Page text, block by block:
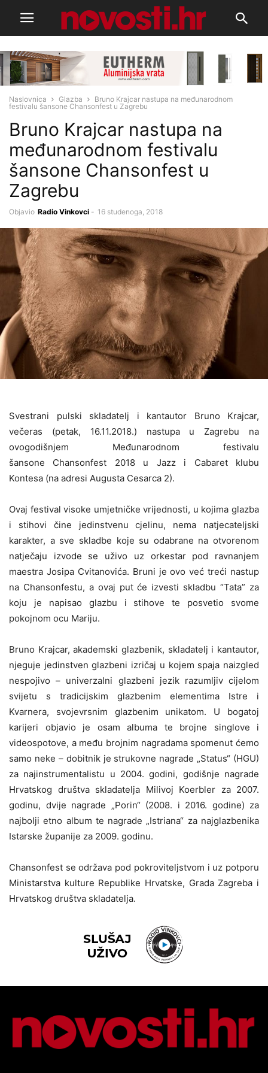
Naslovnica Glazba
Bruno Krajcar nastupa na međunarodnom
festivalu šansone Chansonfest u Zagrebu
Bruno Krajcar nastupa na
međunarodnom festivalu
šansone Chansonfest u
Zagrebu
Objavio Radio Vinkovci - 16 studenoga, 2018
Svestrani pulski skladatelj i kantautor Bruno Krajcar,
večeras (petak, 16.11.2018.) nastupa u Zagrebu na
ovogodišnjem Međunarodnom festivalu
šansone Chansonfest 2018 u Jazz i Cabaret klubu
Kontesa (na adresi Augusta Cesarca 2).
Ovaj festival visoke umjetničke vrijednosti, u kojima glazba
i stihovi čine jedinstvenu cjelinu, nema natjecateljski
karakter, a sve skladbe koje su odabrane na otvorenom
natječaju izvode se uživo uz orkestar pod ravnanjem
maestra Josipa Cvitanovića. Bruni je ovo već treći nastup
na Chansonfestu, a ovaj put će izvesti skladbu “Tata” za
koju je napisao glazbu i stihove te posvetio svome
pokojnom ocu Mariju.
Bruno Krajcar, akademski glazbenik, skladatelj i kantautor,
njeguje jedinstven glazbeni izričaj u kojem spaja naizgled
nespojivo – univerzalni glazbeni jezik razumljiv cijelom
svijetu s tradicijskim glazbenim elementima Istre i
Kvarnera, svojevrsnim glazbenim unikatom. U bogatoj
karijeri objavio je osam albuma te brojne singlove i
videospotove, a među brojnim nagradama spomenut ćemo
samo neke – dobitnik je strukovne nagrade „Status“ (HGU)
za najinstrumentalistu u 2004. godini, godišnje nagrade
Hrvatskog društva skladatelja Milivoj Koerbler za 2007.
godinu, dvije nagrade „Porin“ (2008. i 2016. godine) za
najbolji etno album te nagrade „Istriana“ za najglazbenika
Istarske županije za 2009. godinu.
Chansonfest se održava pod pokroviteljstvom i uz potporu
Ministarstva kulture Republike Hrvatske, Grada Zagreba i
Hrvatskog društva skladatelja.